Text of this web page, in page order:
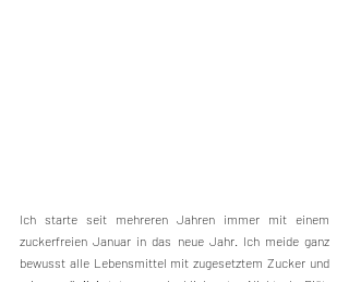
Ich starte seit mehreren Jahren immer mit einem
zuckerfreien Januar in das neue Jahr. Ich meide ganz
bewusst alle Lebensmittel mit zugesetztem Zucker und